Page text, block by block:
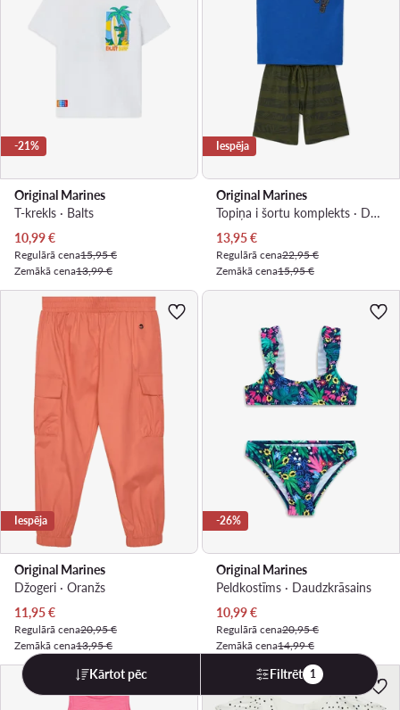
-21%
Original Marines
T-krekls · Balts
Pašreizējā cena
10,99€
Regulārā cena15,95 €
Zemākā cena13,99 €
Iespēja
Original Marines
Topiņa i šortu komplekts · Daudzkrāsains
Pašreizējā cena
13,95€
Regulārā cena22,95 €
Zemākā cena15,95 €
Iespēja
Original Marines
Džogeri · Oranžs
Pašreizējā cena
11,95€
Regulārā cena20,95 €
Zemākā cena13,95 €
-26%
Original Marines
Peldkostīms · Daudzkrāsains
Pašreizējā cena
10,99€
Regulārā cena20,95 €
Zemākā cena14,99 €
Kārtot pēc Filtrēt 1